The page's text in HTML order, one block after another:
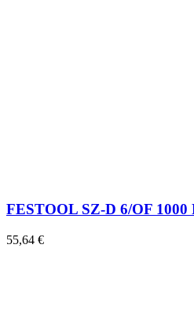
FESTOOL SZ-D 6/OF
55,64 €